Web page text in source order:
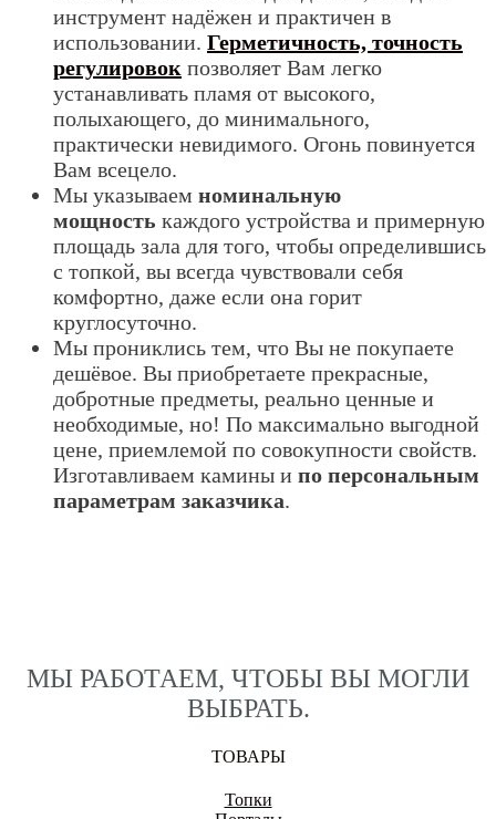
инструмент надёжен и практичен в
использовании. Герметичность, точность
регулировок позволяет Вам легко
устанавливать пламя от высокого,
полыхающего, до минимального,
практически невидимого. Огонь повинуется
Вам всецело.
Мы указываем номинальную
мощность каждого устройства и примерную
площадь зала для того, чтобы определившись
с топкой, вы всегда чувствовали себя
комфортно, даже если она горит
круглосуточно.
Мы прониклись тем, что Вы не покупаете
дешёвое. Вы приобретаете прекрасные,
добротные предметы, реально ценные и
необходимые, но! По максимально выгодной
цене, приемлемой по совокупности свойств.
Изготавливаем камины и по персональным
параметрам заказчика.
МЫ РАБОТАЕМ, ЧТОБЫ ВЫ МОГЛИ
ВЫБРАТЬ.
ТОВАРЫ
Топки